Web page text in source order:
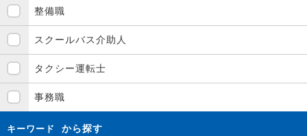
整備職
スクールバス介助人
タクシー運転士
事務職
キーワード から探す